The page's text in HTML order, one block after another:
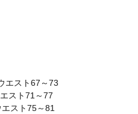
エスト67～73
スト71～77
スト75～81